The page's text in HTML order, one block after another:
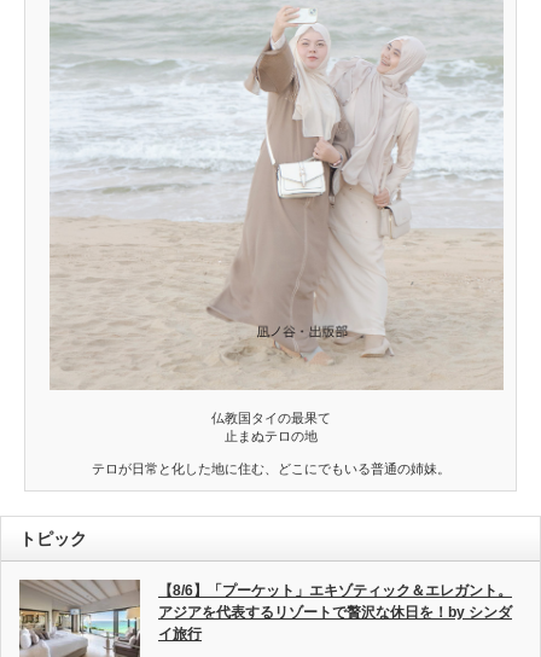
仏教国タイの最果て
止まぬテロの地
テロが日常と化した地に住む、どこにでもいる普通の姉妹。
トピック
【8/6】「プーケット」エキゾティック＆エレガント。
アジアを代表するリゾートで贅沢な休日を！by シンダ
イ旅行